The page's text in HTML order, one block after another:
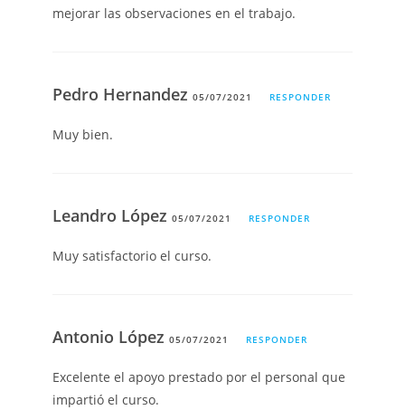
mejorar las observaciones en el trabajo.
Pedro Hernandez05/07/2021 RESPONDER
Muy bien.
Leandro López05/07/2021 RESPONDER
Muy satisfactorio el curso.
Antonio López05/07/2021 RESPONDER
Excelente el apoyo prestado por el personal que
impartió el curso.